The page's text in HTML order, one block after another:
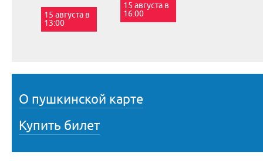
15 августа в
13:00
15 августа в
16:00
О пушкинской карте
Купить билет